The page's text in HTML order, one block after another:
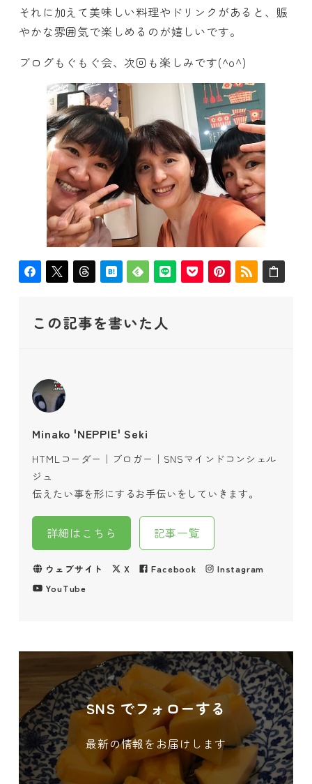
それに加えて美味しい料理やドリンクがあると、賑
やかな雰囲気で楽しめるのが嬉しいです。
ブログもぐもぐ会、次回も楽しみです(^o^)
この記事を書いた人
Minako 'NEPPIE' Seki
HTMLコーダー｜ブロガー｜SNSマインドコンシェル
ジュ
伝えたい事を形にするお手伝いをしていきます。
詳細はこちら 記事一覧
ウェブサイト X Facebook
Instagram
YouTube
SNS でフォローする
最新の情報をお届けします